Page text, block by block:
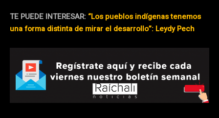
TE PUEDE INTERESAR: “Los pueblos indígenas tenemos
una forma distinta de mirar el desarrollo”: Leydy Pech